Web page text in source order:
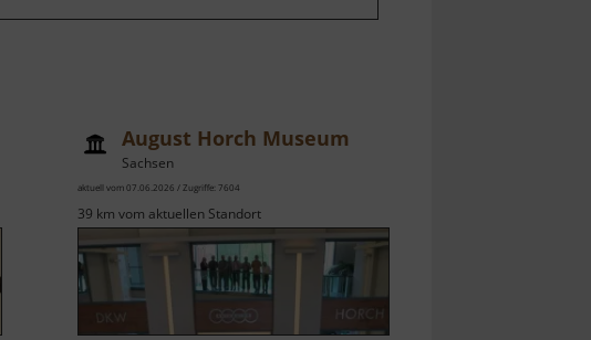
August Horch Museum
Sachsen
aktuell vom 07.06.2026 / Zugriffe: 7604
39 km vom aktuellen Standort